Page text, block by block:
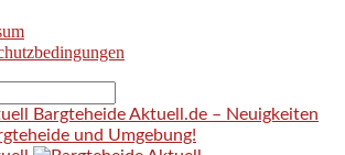
Bargteheide Aktuell.de – Neuigkeiten
und Umgebung!